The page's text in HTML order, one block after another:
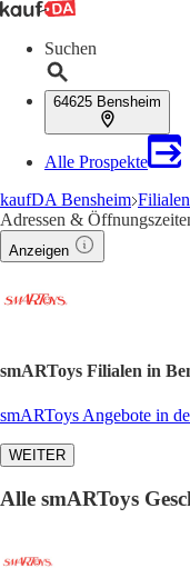
Suchen
64625 Bensheim
Alle Prospekte
kaufDA Bensheim Filialen
Adressen &
Anzeigen
smARToys Filialen in
smARToys Angebote in
WEITER
Alle smARToys